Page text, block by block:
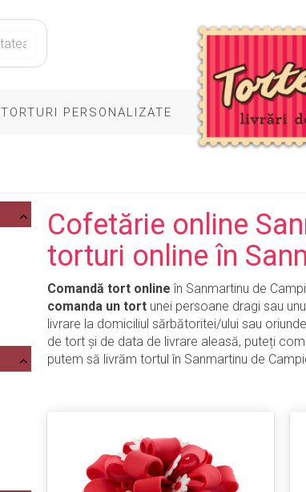
TORTURI PERSONALIZATE
Cofetărie online
torturi online în
Comandă tort online în Sanmartinu de
comanda un tort unei persoane dragi sau
livrare la domiciliul sărbătoritei/ului sau
de tort și de data de livrare aleasă, puteți
putem să livrăm tortul în Sanmartinu de